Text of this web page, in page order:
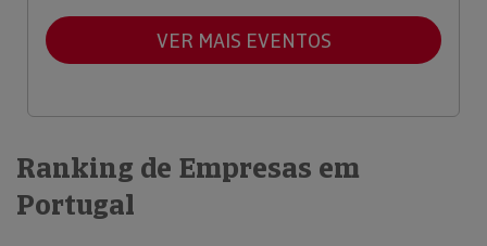
VER MAIS EVENTOS
Ranking de Empresas em
Portugal